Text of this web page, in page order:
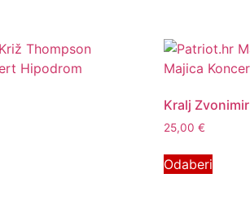
Kralj Zvonimir
25,00€
Odaberi